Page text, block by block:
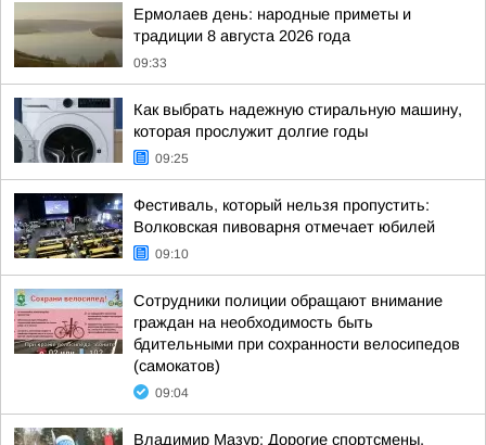
Ермолаев день: народные приметы и
традиции 8 августа 2026 года
09:33
Как выбрать надежную стиральную машину,
которая прослужит долгие годы
09:25
Фестиваль, который нельзя пропустить:
Волковская пивоварня отмечает юбилей
09:10
Сотрудники полиции обращают внимание
граждан на необходимость быть
бдительными при сохранности велосипедов
(самокатов)
09:04
Владимир Мазур: Дорогие спортсмены,